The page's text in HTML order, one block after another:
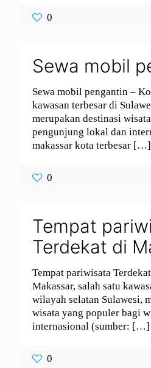
0
Sewa mobil
Sewa mobil pengantin –
kawasan terbesar di
merupakan destinasi
pengunjung lokal dan
makassar kota terbesar […]
0
Tempat
Terdekat di
Tempat pariwisata
Makassar, salah satu
wilayah selatan Sulawesi,
wisata yang populer bagi
internasional (sumber: […]
0